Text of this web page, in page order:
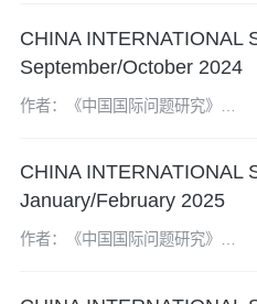
CHINA INTERNATIONAL
September/October 2024
作者：《中国国际问题研究》编
CHINA INTERNATIONAL
January/February 2025
作者：《中国国际问题研究》编